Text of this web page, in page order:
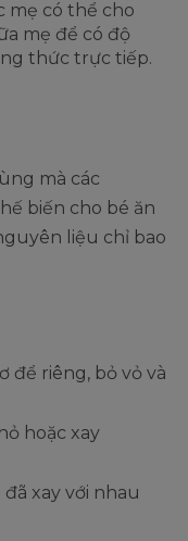
mẹ có thể cho
mẹ để có độ
thức trực tiếp.
mà các
biến cho bé ăn
liệu chỉ bao
để riêng, bỏ vỏ và
hoặc xay
xay với nhau